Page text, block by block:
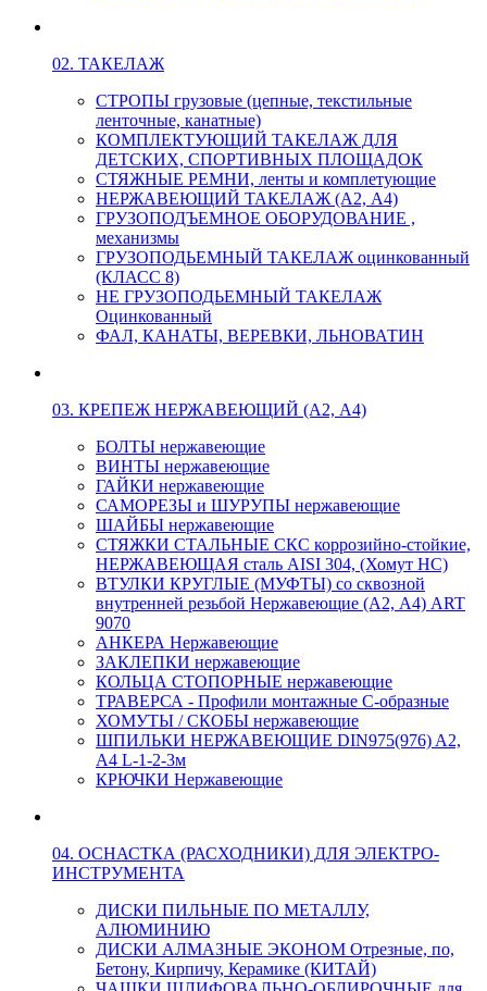
02. ТАКЕЛАЖ
СТРОПЫ грузовые (цепные, текстильные
ленточные, канатные)
КОМПЛЕКТУЮЩИЙ ТАКЕЛАЖ ДЛЯ
ДЕТСКИХ, СПОРТИВНЫХ ПЛОЩАДОК
СТЯЖНЫЕ РЕМНИ, ленты и комплетующие
НЕРЖАВЕЮЩИЙ ТАКЕЛАЖ (А2, А4)
ГРУЗОПОДЪЕМНОЕ ОБОРУДОВАНИЕ ,
механизмы
ГРУЗОПОДЬЕМНЫЙ ТАКЕЛАЖ оцинкованный
(КЛАСС 8)
НЕ ГРУЗОПОДЬЕМНЫЙ ТАКЕЛАЖ
Оцинкованный
ФАЛ, КАНАТЫ, ВЕРЕВКИ, ЛЬНОВАТИН
03. КРЕПЕЖ НЕРЖАВЕЮЩИЙ (А2, А4)
БОЛТЫ нержавеющие
ВИНТЫ нержавеющие
ГАЙКИ нержавеющие
САМОРЕЗЫ и ШУРУПЫ нержавеющие
ШАЙБЫ нержавеющие
СТЯЖКИ СТАЛЬНЫЕ СКС коррозийно-стойкие,
НЕРЖАВЕЮЩАЯ сталь AISI 304, (Хомут НС)
ВТУЛКИ КРУГЛЫЕ (МУФТЫ) со сквозной
внутренней резьбой Нержавеющие (А2, А4) ART
9070
АНКЕРА Нержавеющие
ЗАКЛЕПКИ нержавеющие
КОЛЬЦА СТОПОРНЫЕ нержавеющие
ТРАВЕРСА - Профили монтажные С-образные
ХОМУТЫ / СКОБЫ нержавеющие
ШПИЛЬКИ НЕРЖАВЕЮЩИЕ DIN975(976) A2,
А4 L-1-2-3м
КРЮЧКИ Нержавеющие
04. ОСНАСТКА (РАСХОДНИКИ) ДЛЯ ЭЛЕКТРО-
ИНСТРУМЕНТА
ДИСКИ ПИЛЬНЫЕ ПО МЕТАЛЛУ,
АЛЮМИНИЮ
ДИСКИ АЛМАЗНЫЕ ЭКОНОМ Отрезные, по,
Бетону, Кирпичу, Керамике (КИТАЙ)